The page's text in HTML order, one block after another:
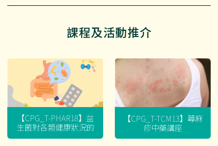
課程及活動推介
【CPG_T-PHAR18】益
生菌對各類健康狀況的
迷思
【CPG_T-TCM13】蕁麻
疹中藥講座